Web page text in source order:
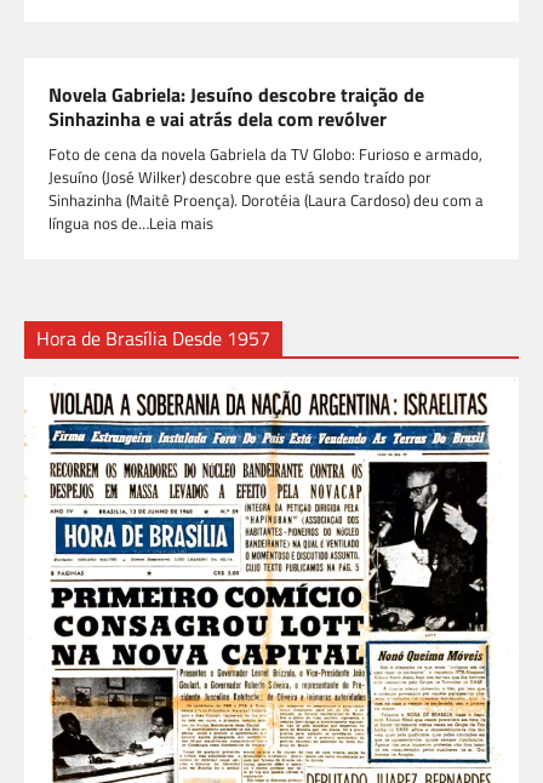
Novela Gabriela: Jesuíno descobre traição de
Sinhazinha e vai atrás dela com revólver
Foto de cena da novela Gabriela da TV Globo: Furioso e armado,
Jesuíno (José Wilker) descobre que está sendo traído por
Sinhazinha (Maitê Proença). Dorotéia (Laura Cardoso) deu com a
língua nos de…Leia mais
Hora de Brasília Desde 1957